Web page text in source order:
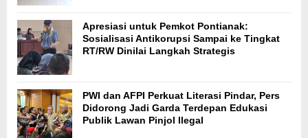
Apresiasi untuk Pemkot Pontianak:
Sosialisasi Antikorupsi Sampai ke Tingkat
RT/RW Dinilai Langkah Strategis
PWI dan AFPI Perkuat Literasi Pindar, Pers
Didorong Jadi Garda Terdepan Edukasi
Publik Lawan Pinjol Ilegal